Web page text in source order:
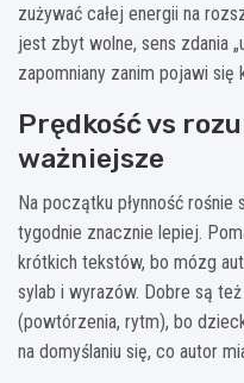
zużywać całej energii na
jest zbyt wolne, sens zdania
zapomniany zanim pojawi się
Prędkość vs
ważniejsze
Na początku płynność rośnie
tygodnie znacznie lepiej.
krótkich tekstów, bo mózg
sylab i wyrazów. Dobre są
(powtórzenia, rytm), bo
na domyślaniu się, co autor